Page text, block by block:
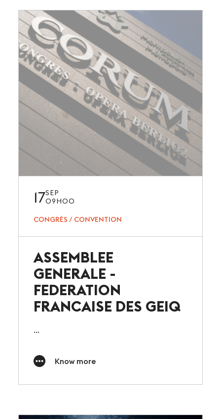
17SEP
09H00
CONGRÈS / CONVENTION
ASSEMBLEE
GENERALE -
FEDERATION
FRANCAISE DES GEIQ
...
Know more